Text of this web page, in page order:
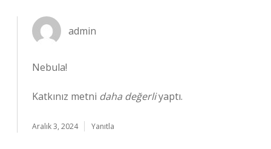
admin
Nebula!
Katkınız metni daha değerliyaptı.
Aralık 3, 2024 Yanıtla